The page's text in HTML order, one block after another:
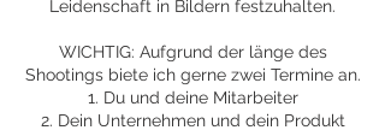
Leidenschaft in Bildern festzuhalten.
WICHTIG: Aufgrund der länge des
Shootings biete ich gerne zwei Termine an.
1. Du und deine Mitarbeiter
2. Dein Unternehmen und dein Produkt